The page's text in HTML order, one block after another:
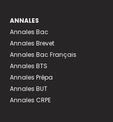
ANNALES
Annales Bac
Annales Brevet
Annales Bac Français
Annales BTS
Annales Prépa
Annales BUT
Annales CRPE